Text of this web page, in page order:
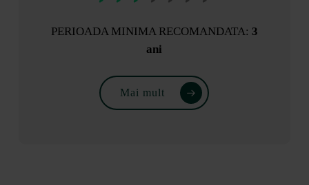
PERIOADA MINIMA RECOMANDATA: 3
ani
Mai mult